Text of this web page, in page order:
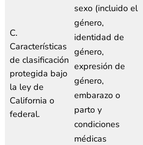
C.
Características
de clasificación
protegida bajo
la ley de
California o
federal.
sexo (incluido el
género,
identidad de
género,
expresión de
género,
embarazo o
parto y
condiciones
médicas